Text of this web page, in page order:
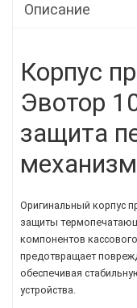
Описание
Корпус
Эвотор
защита
Оригинальный корпус
защиты
компонентов
предотвращает
обеспечивая
устройства.